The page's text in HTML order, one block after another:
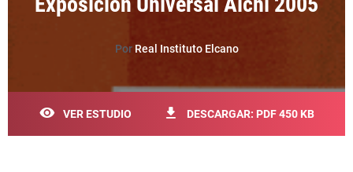
Por Real Instituto Elcano
VER ESTUDIO DESCARGAR: PDF 450 KB